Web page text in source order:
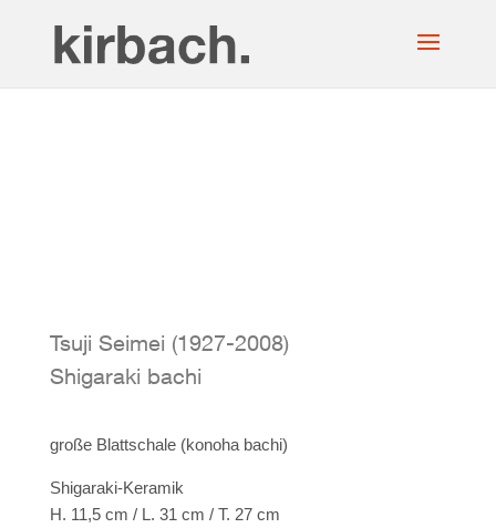
Tsuji Seimei (1927-2008)
Shigaraki bachi
große Blattschale(konoha bachi)
Shigaraki-Keramik
H. 11,5 cm / L. 31 cm / T. 27 cm